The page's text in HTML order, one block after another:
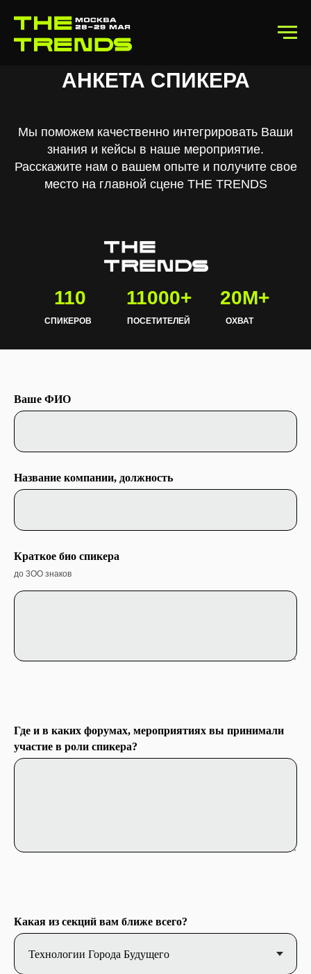
АНКЕТА СПИКЕРА
Мы поможем качественно интегрировать Ваши
знания и кейсы в наше мероприятие.
Расскажите нам о вашем опыте и получите свое
место на главной сцене THE TRENDS
В ЦИФРАХ
110
СПИКЕРОВ
11000+
ПОСЕТИТЕЛЕЙ
20М+
ОХВАТ
ФОРУМ
Ваше ФИО
Название компании, должность
Краткое био спикера
до 3ОО знаков
Где и в каких форумах, мероприятиях вы принимали
участие в роли спикера?
Какая из секций вам ближе всего?